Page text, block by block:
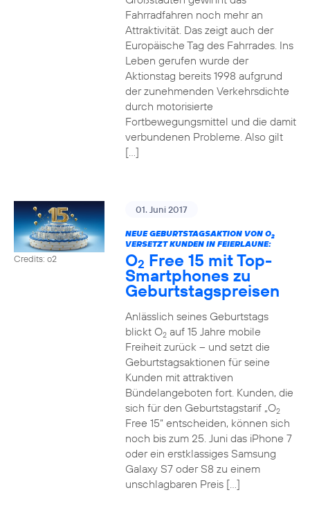
Fahrradfahren noch mehr an
Attraktivität. Das zeigt auch der
Europäische Tag des Fahrrades. Ins
Leben gerufen wurde der
Aktionstag bereits 1998 aufgrund
der zunehmenden Verkehrsdichte
durch motorisierte
Fortbewegungsmittel und die damit
verbundenen Probleme. Also gilt
[…]
Credits: o2
01. Juni 2017
NEUE GEBURTSTAGSAKTION VON O2
VERSETZT KUNDEN IN FEIERLAUNE:
O2 Free 15 mit Top-
Smartphones zu
Geburtstagspreisen
Anlässlich seines Geburtstags
blickt O2auf 15 Jahre mobile
Freiheit zurück – und setzt die
Geburtstagsaktionen für seine
Kunden mit attraktiven
Bündelangeboten fort. Kunden, die
sich für den Geburtstagstarif „O2
Free 15“ entscheiden, können sich
noch bis zum 25. Juni das iPhone 7
oder ein erstklassiges Samsung
Galaxy S7 oder S8 zu einem
unschlagbaren Preis […]